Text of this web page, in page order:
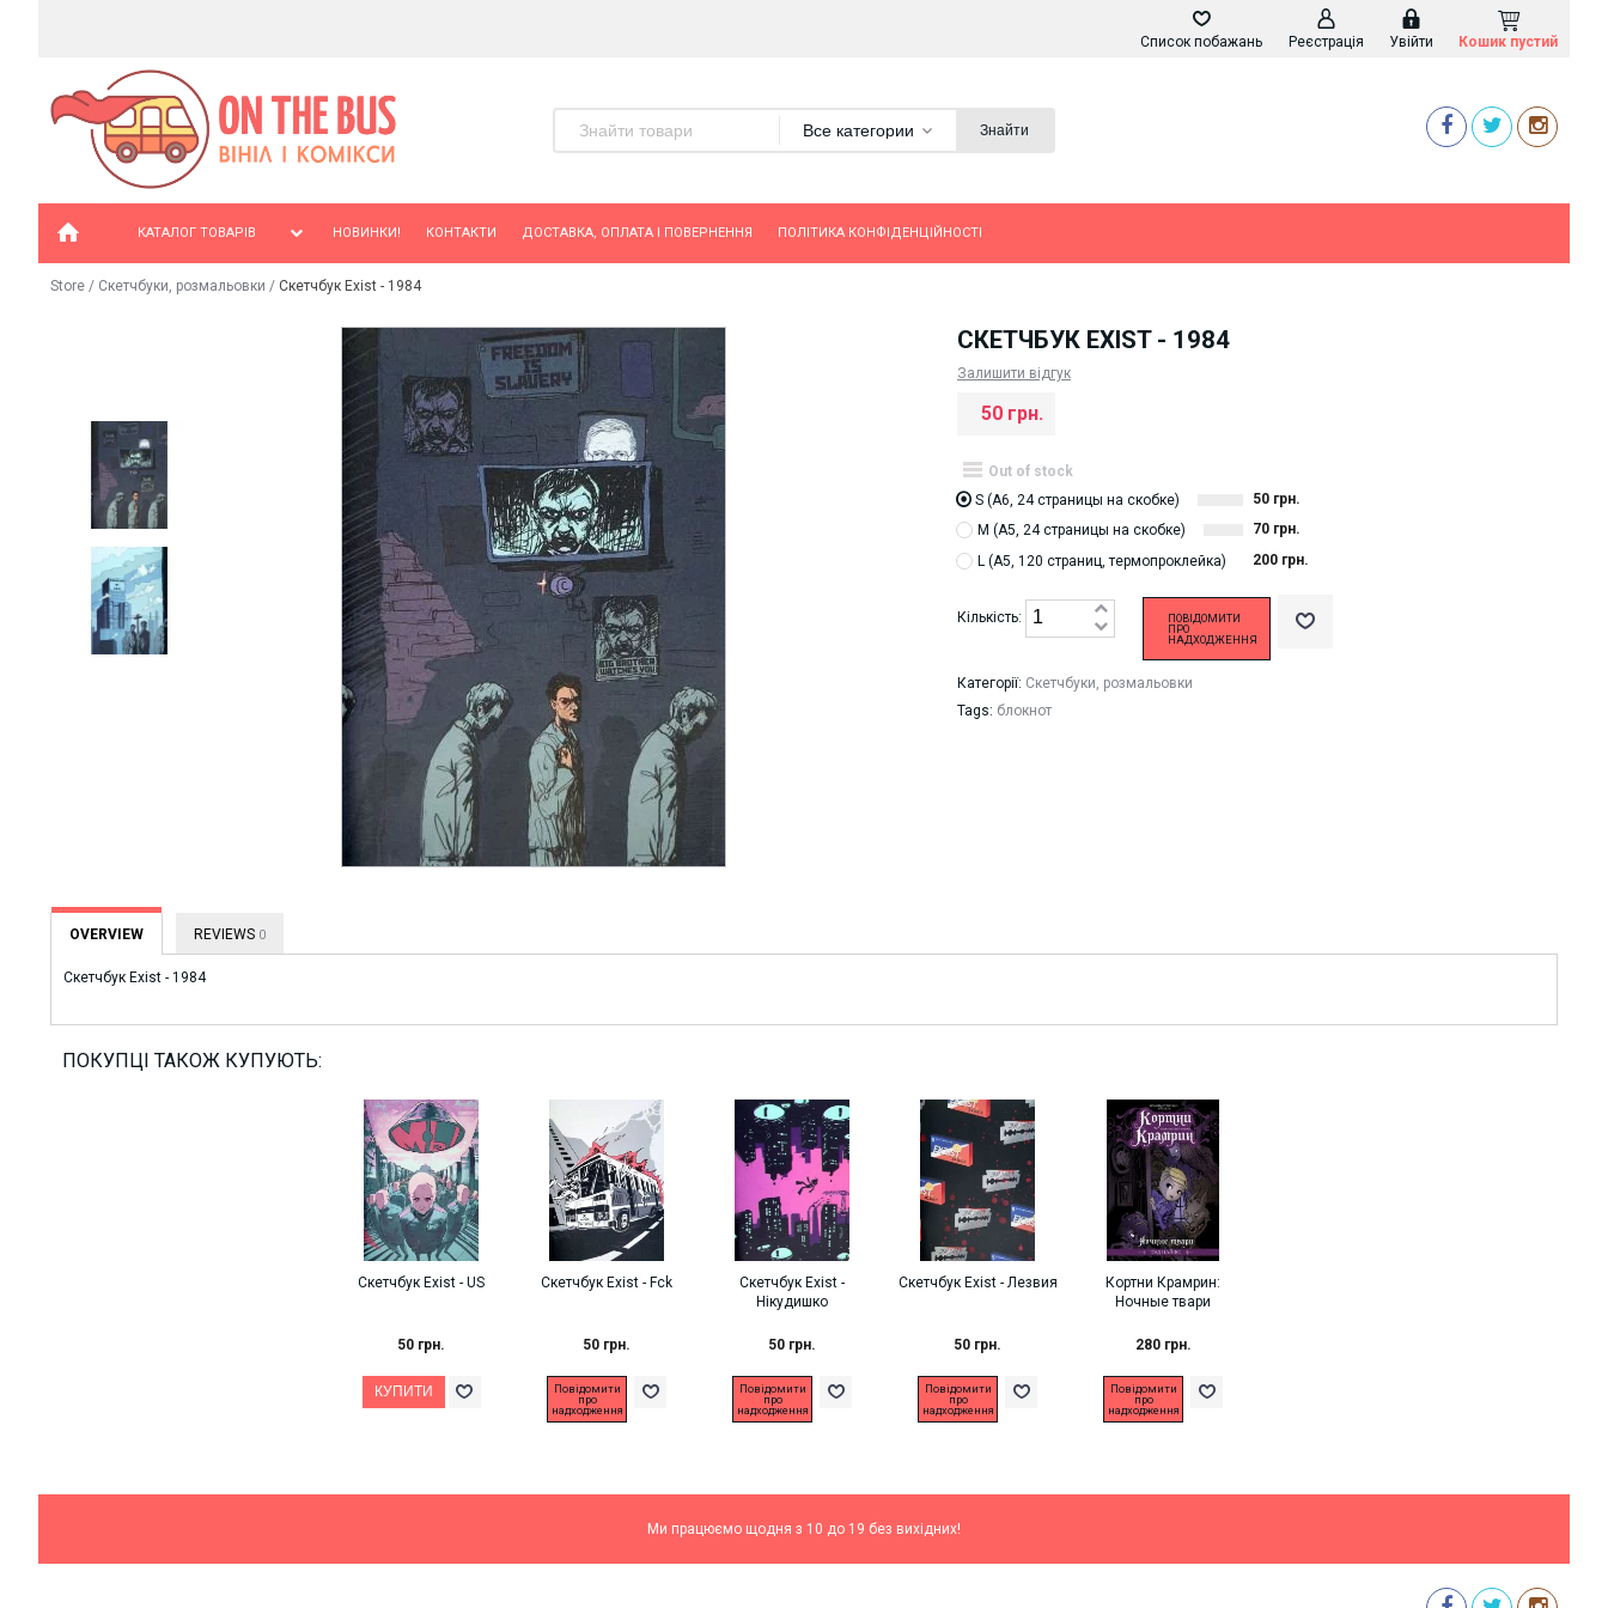
Кошик пустий
Увійти
Реєстрація
Список побажань
Все категории Знайти
КАТАЛОГ ТОВАРІВ НОВИНКИ! КОНТАКТИ ДОСТАВКА, ОПЛАТА І ПОВЕРНЕННЯ ПОЛІТИКА КОНФІДЕНЦІЙНОСТІ
Store / Скетчбуки, розмальовки / Скетчбук Exist - 1984
СКЕТЧБУК EXIST - 1984
Залишити відгук
50 грн.
Out of stock
S (А6, 24 страницы на скобке)
50 грн.
M (А5, 24 страницы на скобке)
70 грн.
L (А5, 120 страниц, термопроклейка)
200 грн.
Кількість:
ПОВІДОМИТИ
ПРО
НАДХОДЖЕННЯ
Категорії: Скетчбуки, розмальовки
Tags: блокнот
OVERVIEW REVIEWS 0
Скетчбук Exist - 1984
ПОКУПЦІ ТАКОЖ КУПУЮТЬ:
Скетчбук Exist - US
50 грн.
Скетчбук Exist - Fck
50 грн.
Повідомити
про
надходження
Скетчбук Exist -
Нікудишко
50 грн.
Повідомити
про
надходження
Скетчбук Exist - Лезвия
50 грн.
Повідомити
про
надходження
Кортни Крамрин:
Ночные твари
280 грн.
Повідомити
про
надходження
Ми працюємо щодня з 10 до 19 без вихідних!